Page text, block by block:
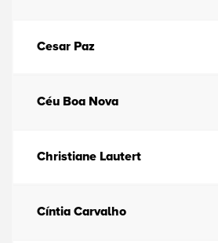
Cesar Paz
Céu Boa Nova
Christiane Lautert
Cíntia Carvalho